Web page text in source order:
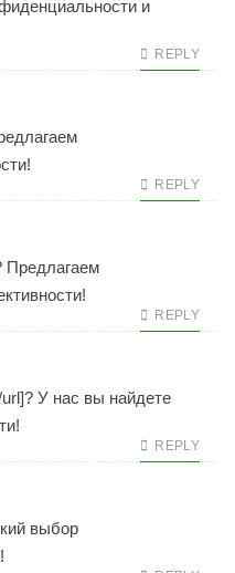
и
REPLY
REPLY
Предлагаем
REPLY
У нас вы найдете
REPLY
выбор